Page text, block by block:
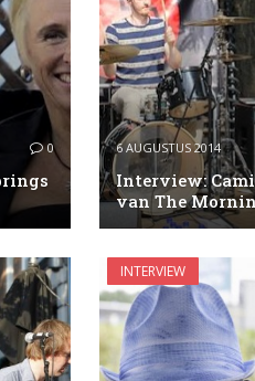
0 6 AUGUSTUS 2014
Interview:
van The
INTERVIEW